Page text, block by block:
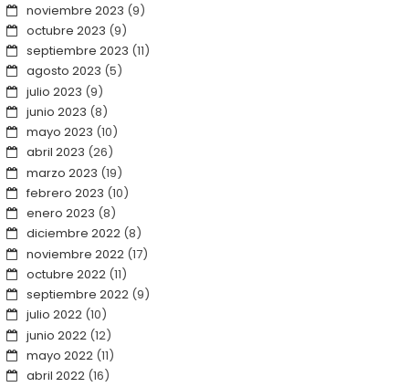
noviembre 2023 (9)
octubre 2023 (9)
septiembre 2023 (11)
agosto 2023 (5)
julio 2023 (9)
junio 2023 (8)
mayo 2023 (10)
abril 2023 (26)
marzo 2023 (19)
febrero 2023 (10)
enero 2023 (8)
diciembre 2022(8)
noviembre 2022(17)
octubre 2022(11)
septiembre 2022(9)
julio 2022(10)
junio 2022(12)
mayo 2022(11)
abril 2022(16)